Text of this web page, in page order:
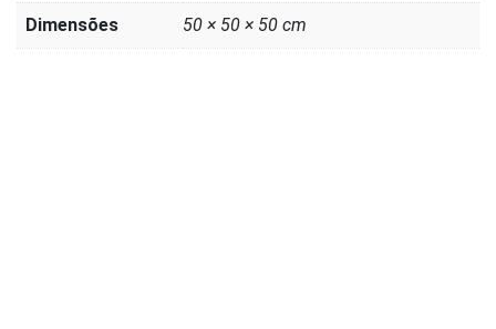
Dimensões 50 × 50 × 50 cm